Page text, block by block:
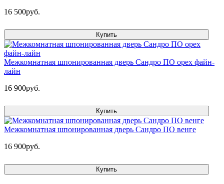
16 500руб.
Купить
Межкомнатная шпонированная дверь Сандро ПО орех файн-
лайн
16 900руб.
Купить
Межкомнатная шпонированная дверь Сандро ПО венге
16 900руб.
Купить